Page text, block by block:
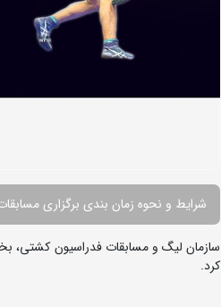
شرایط و نحوه زمان بندی برگزاری
سازمان لیگ و مسابقات فدراسیون کشتی،
کرد.